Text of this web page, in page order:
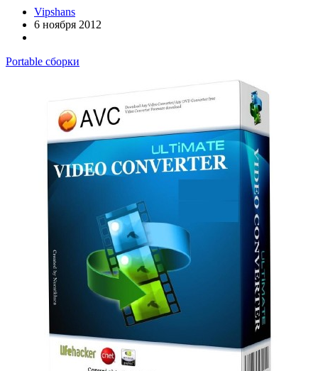
Vipshans
6 ноября 2012
Portable сборки